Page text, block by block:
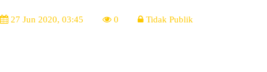
27 Jun 2020, 03:45 0 Tidak Publik